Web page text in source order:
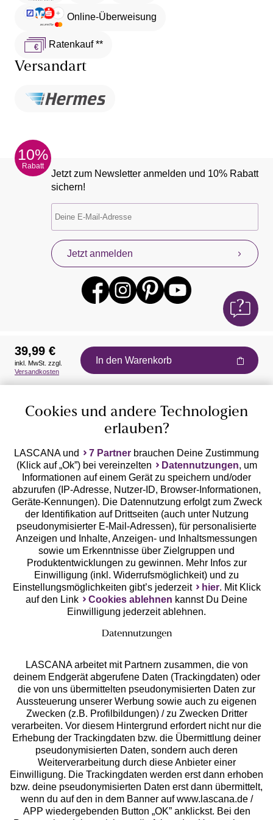
Online-Überweisung
Ratenkauf **
Versandart
10%
Rabatt
Jetzt zum Newsletter anmelden und 10% Rabatt
sichern!
Jetzt anmelden
Auszeichnungen
Geprüfte Sicherheit
Unsere Apps
Services
Beratung
Über uns
Rechtliches
39,99 €
inkl. MwSt. zzgl.
Versandkosten
In den Warenkorb
Cookies und andere Technologien
erlauben?
LASCANA und 7 Partner brauchen Deine Zustimmung
(Klick auf „Ok”) bei vereinzelten
Datennutzungen, um
Informationen auf einem Gerät zu speichern und/oder
abzurufen (IP-Adresse, Nutzer-ID, Browser-Informationen,
Geräte-Kennungen). Die Datennutzung erfolgt zum Zweck
der Identifikation auf Drittseiten (auch unter Nutzung
pseudonymisierter E-Mail-Adressen), für personalisierte
Anzeigen und Inhalte, Anzeigen- und Inhaltsmessungen
sowie um Erkenntnisse über Zielgruppen und
Produktentwicklungen zu gewinnen. Mehr Infos zur
Einwilligung (inkl. Widerrufsmöglichkeit) und zu
Einstellungsmöglichkeiten gibt’s jederzeit
hier. Mit Klick
auf den Link
Cookies ablehnen kannst Du Deine
Einwilligung jederzeit ablehnen.
Datennutzungen
LASCANA arbeitet mit Partnern zusammen, die von
deinem Endgerät abgerufene Daten (Trackingdaten) oder
die von uns übermittelten pseudonymisierten Daten zur
Aussteuerung unserer Werbung sowie auch zu eigenen
Zwecken (z.B. Profilbildungen) / zu Zwecken Dritter
verarbeiten. Vor diesem Hintergrund erfordert nicht nur die
Erhebung der Trackingdaten bzw. die Übermittlung deiner
pseudonymisierten Daten, sondern auch deren
Weiterverarbeitung durch diese Anbieter einer
Einwilligung. Die Trackingdaten werden erst dann erhoben
bzw. deine pseudonymisierten Daten erst dann übermittelt,
wenn du auf den in dem Banner auf www.lascana.de /
APP wiedergebenden Button „OK” anklickst. Bei den